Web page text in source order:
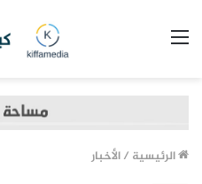
الرئيسية /الأخبار